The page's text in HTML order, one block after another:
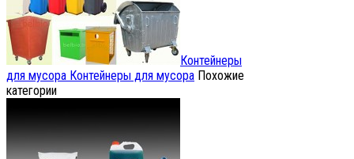
Контейнеры
для мусора Контейнеры для мусора Похожие
категории